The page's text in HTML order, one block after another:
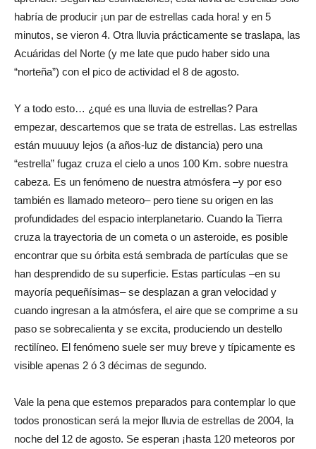
habría de producir ¡un par de estrellas cada hora! y en 5
minutos, se vieron 4. Otra lluvia prácticamente se traslapa, las
Acuáridas del Norte (y me late que pudo haber sido una
“norteña”) con el pico de actividad el 8 de agosto.
Y a todo esto… ¿qué es una lluvia de estrellas? Para
empezar, descartemos que se trata de estrellas. Las estrellas
están muuuuy lejos (a años-luz de distancia) pero una
“estrella” fugaz cruza el cielo a unos 100 Km. sobre nuestra
cabeza. Es un fenómeno de nuestra atmósfera –y por eso
también es llamado meteoro– pero tiene su origen en las
profundidades del espacio interplanetario. Cuando la Tierra
cruza la trayectoria de un cometa o un asteroide, es posible
encontrar que su órbita está sembrada de partículas que se
han desprendido de su superficie. Estas partículas –en su
mayoría pequeñísimas– se desplazan a gran velocidad y
cuando ingresan a la atmósfera, el aire que se comprime a su
paso se sobrecalienta y se excita, produciendo un destello
rectilíneo. El fenómeno suele ser muy breve y típicamente es
visible apenas 2 ó 3 décimas de segundo.
Vale la pena que estemos preparados para contemplar lo que
todos pronostican será la mejor lluvia de estrellas de 2004, la
noche del 12 de agosto. Se esperan ¡hasta 120 meteoros por